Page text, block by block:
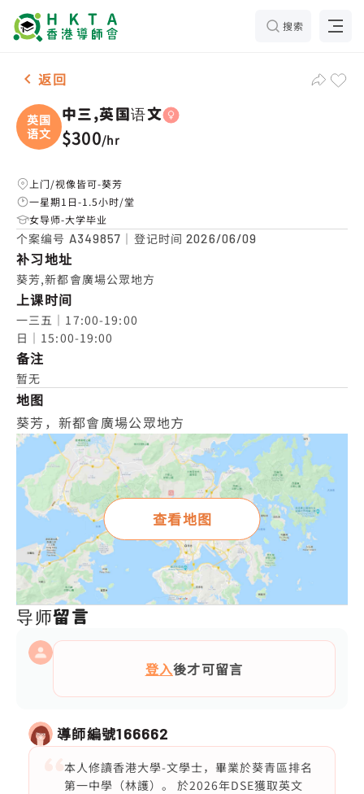
搜索
女-1名 中三,英国语文，葵芳 补习推介
返回
英国
语文
中三,英国语文
$300/hr
上门/视像皆可-葵芳
一星期1日-1.5小时/堂
女导师-大学毕业
个案编号 A349857 ｜登记时间2026/06/09
补习地址
葵芳,新都會廣場公眾地方
上课时间
一三五｜17:00-19:00
日｜15:00-19:00
备注
暂无
地图
葵芳，新都會廣場公眾地方
查看地图
导师留言
登入後才可留言
導師編號166662
本人修讀香港大學-文學士，畢業於葵青區排名
第一中學（林護）。 於2026年DSE獲取英文